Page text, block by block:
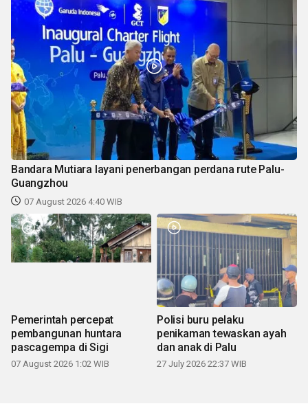
Bandara Mutiara layani penerbangan perdana rute Palu-
Guangzhou
07 August 2026 4:40 WIB
Pemerintah percepat
pembangunan huntara
pascagempa di Sigi
07 August 2026 1:02 WIB
Polisi buru pelaku
penikaman tewaskan ayah
dan anak di Palu
27 July 2026 22:37 WIB